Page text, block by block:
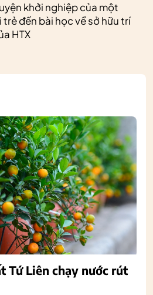
khởi nghiệp của một
trẻ đến bài học về sở hữu trí
HTX
Tứ Liên chạy nước rút